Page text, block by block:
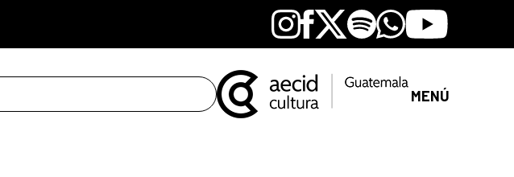
Instagram
Facebook
X SpotifyWhatsapp
Youtube
MENÚ